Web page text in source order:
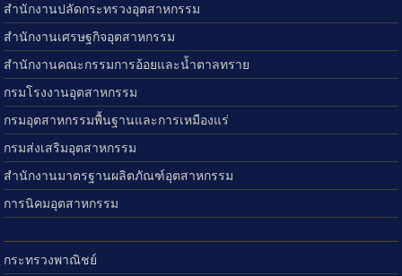
สำนักงานปลัดกระทรวงอุตสาหกรรม
สำนักงานเศรษฐกิจอุตสาหกรรม
สำนักงานคณะกรรมการอ้อยและน้ำตาลทราย
กรมโรงงานอุตสาหกรรม
กรมอุตสาหกรรมพื้นฐานและการเหมืองแร่
กรมส่งเสริมอุตสาหกรรม
สำนักงานมาตรฐานผลิตภัณฑ์อุตสาหกรรม
การนิคมอุตสาหกรรม
กระทรวงพาณิชย์